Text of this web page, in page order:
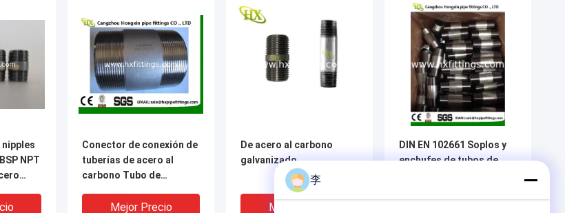
NPT
nipple
Conector de conexión de
tuberías de acero al
carbono Tubo de
manguera pezones
Mejor Precio
De acero al carbono
galvanizado
Mejor Precio
DIN EN 102661 Soplos y
enchufes de tubos de
李